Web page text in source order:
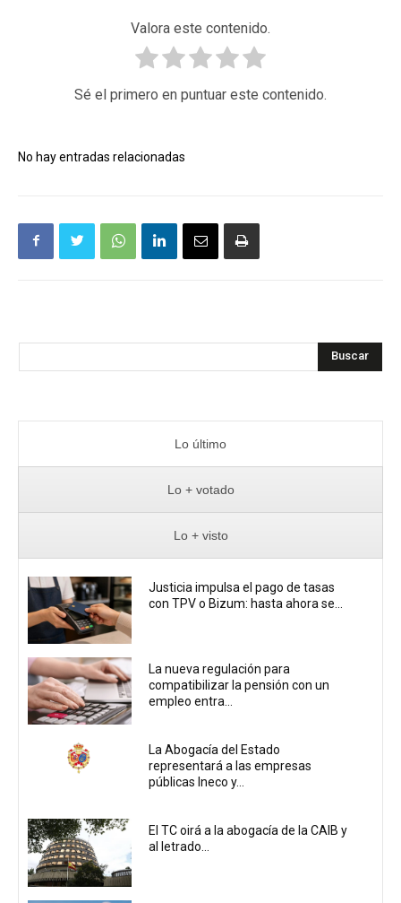
Valora este contenido.
Sé el primero en puntuar este contenido.
No hay entradas relacionadas
Buscar
Lo último
Lo + votado
Lo + visto
Justicia impulsa el pago de tasas
con TPV o Bizum: hasta ahora se...
La nueva regulación para
compatibilizar la pensión con un
empleo entra...
La Abogacía del Estado
representará a las empresas
públicas Ineco y...
El TC oirá a la abogacía de la CAIB y
al letrado...